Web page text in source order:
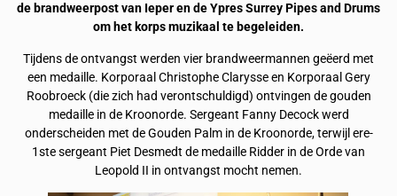
de brandweerpost van Ieper en de Ypres Surrey Pipes and Drums
om het korps muzikaal te begeleiden.
Tijdens de ontvangst werden vier brandweermannen geëerd met
een medaille. Korporaal Christophe Clarysse en Korporaal Gery
Roobroeck (die zich had verontschuldigd) ontvingen de gouden
medaille in de Kroonorde. Sergeant Fanny Decock werd
onderscheiden met de Gouden Palm in de Kroonorde, terwijl ere-
1ste sergeant Piet Desmedt de medaille Ridder in de Orde van
Leopold II in ontvangst mocht nemen.